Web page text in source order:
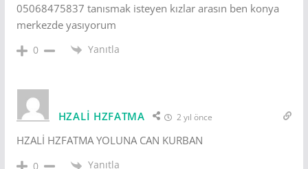
05068475837 tanısmak isteyen kızlar arasın ben konya
merkezde yasıyorum
0 Yanıtla
HZALİ HZFATMA 2 yıl önce
HZALİ HZFATMA YOLUNA CAN KURBAN
0 Yanıtla